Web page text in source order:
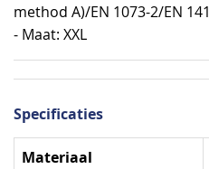
method A)/EN 1073-2/EN
- Maat: XXL
Specificaties
Specificaties
Materiaal